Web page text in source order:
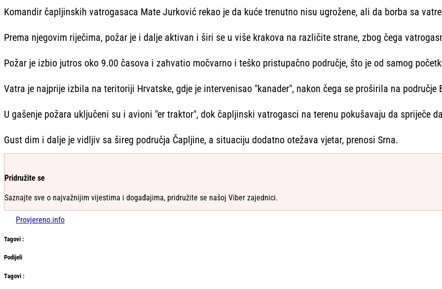
Komandir čapljinskih vatrogasaca Mate Jurković rekao je da kuće trenutno nisu ugrožene, ali da borba sa
Prema njegovim riječima, požar je i dalje aktivan i širi se u više krakova na različite strane, zbog čega
Požar je izbio jutros oko 9.00 časova i zahvatio močvarno i teško pristupačno područje, što je od samog
Vatra je najprije izbila na teritoriji Hrvatske, gdje je intervenisao "kanader", nakon čega se proširila na područje
U gašenje požara uključeni su i avioni "er traktor", dok čapljinski vatrogasci na terenu pokušavaju da spriječe
Gust dim i dalje je vidljiv sa šireg područja Čapljine, a situaciju dodatno otežava vjetar, prenosi Srna.
Pridružite se
Saznajte sve o najvažnijim vijestima i događajima, pridružite se našoj Viber zajednici.
Provjereno.info
Tagovi :
Podijeli
Тagovi :